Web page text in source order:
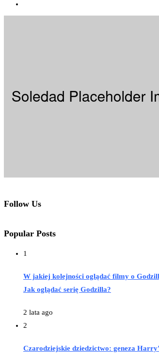
Follow Us
Popular Posts
1
W jakiej kolejności oglądać filmy o
Jak oglądać serię Godzilla?
2 lata ago
2
Czarodziejskie dziedzictwo: geneza